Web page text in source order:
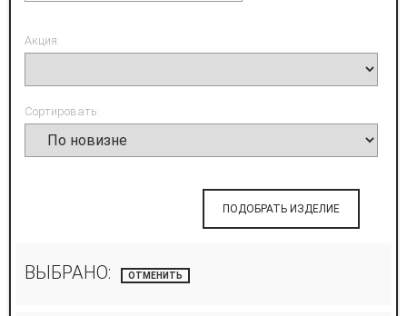
Акция:
Сортировать:
ПОДОБРАТЬ ИЗДЕЛИЕ
ВЫБРАНО: ОТМЕНИТЬ